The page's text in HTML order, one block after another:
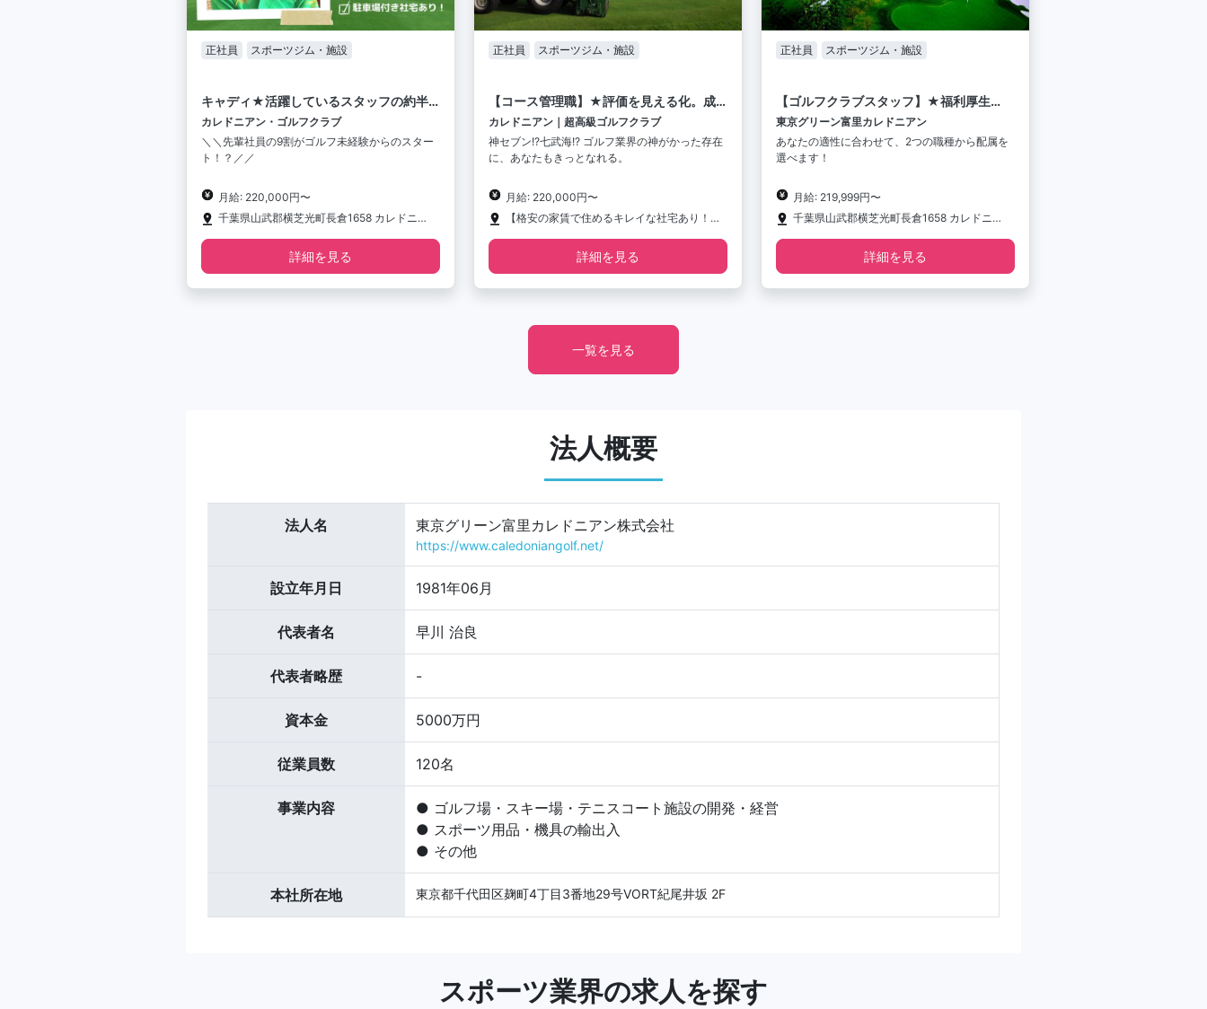
正社員 スポーツジム・施設
キャディ★活躍しているスタッフの約半
数が10代～20代！
カレドニアン・ゴルフクラブ
＼＼先輩社員の9割がゴルフ未経験からのスター
ト！？／／
月給: 220,000円〜
千葉県山武郡横芝光町長倉1658 カレドニアン・ゴルフクラブ
詳細を見る
正社員 スポーツジム・施設
【コース管理職】★評価を見える化。成
長は随時お給料に反映！
カレドニアン｜超高級ゴルフクラブ
神セブン!?七武海!? ゴルフ業界の神がかった存在
に、あなたもきっとなれる。
月給: 220,000円〜
【格安の家賃で住めるキレイな社宅あり！遠方からの応募もぜひ】千葉県山武郡横芝光町長倉1658 カレドニアン・ゴルフクラブ
詳細を見る
正社員 スポーツジム・施設
【ゴルフクラブスタッフ】★福利厚生
も"超"充実！★
東京グリーン富里カレドニアン
あなたの適性に合わせて、2つの職種から配属を
選べます！
月給: 219,999円〜
千葉県山武郡横芝光町長倉1658 カレドニアン・ゴルフクラブ
詳細を見る
一覧を見る
法人概要
法人名 東京グリーン富里カレドニアン株式会社
https://www.caledoniangolf.net/
設立年月日 1981年06月
代表者名 早川 治良
代表者略歴 -
資本金 5000万円
従業員数 120名
事業内容
● ゴルフ場・スキー場・テニスコート施設の開発・経営
● スポーツ用品・機具の輸出入
● その他
本社所在地 東京都千代田区麹町4丁目3番地29号VORT紀尾井坂 2F
スポーツ業界の求人を探す